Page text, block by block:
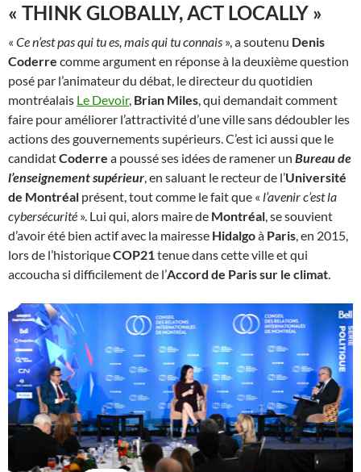
« THINK GLOBALLY, ACT LOCALLY »
« Ce n’est pas qui tu es, mais qui tu connais », a soutenu Denis
Coderre comme argument en réponse à la deuxième question
posé par l’animateur du débat, le directeur du quotidien
montréalais Le Devoir, Brian Miles, qui demandait comment
faire pour améliorer l’attractivité d’une ville sans dédoubler les
actions des gouvernements supérieurs. C’est ici aussi que le
candidatCoderre a poussé ses idées de ramener un Bureau de
l’enseignement supérieur, en saluant le recteur de l’Université
de Montréal présent, tout comme le fait que « l’avenir c’est la
cybersécurité ». Lui qui, alors maire de Montréal, se souvient
d’avoir été bien actif avec la mairesse Hidalgoà Paris, en 2015,
lors de l’historiqueCOP21tenue dans cette ville et qui
accoucha si difficilement de l’Accord de Paris sur le climat.